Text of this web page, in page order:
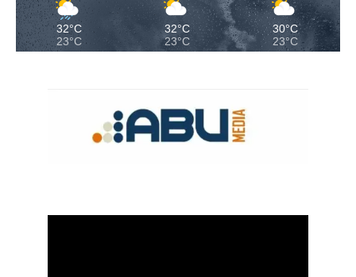
32°C
23°C
32°C
23°C
30°C
23°C